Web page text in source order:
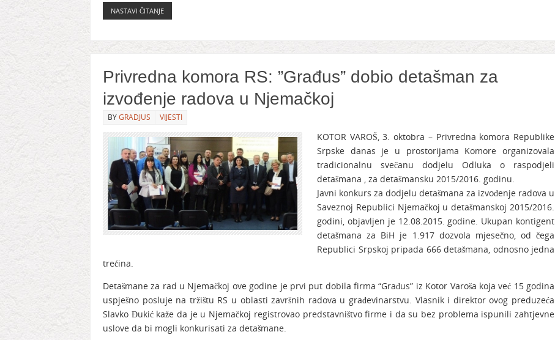
NASTAVI ČITANJE
Privredna komora RS: ”Građus” dobio detašman za
izvođenje radova u Njemačkoj
BYGRADJUS VIJESTI
KOTOR VAROŠ, 3. oktobra – Privredna komora Republike
Srpske danas je u prostorijama Komore organizovala
tradicionalnu svečanu dodjelu Odluka o raspodjeli
detašmana , za detašmansku 2015/2016. godinu.
Javni konkurs za dodjelu detašmana za izvođenje radova u
Saveznoj Republici Njemačkoj u detašmanskoj 2015/2016.
godini, objavljen je 12.08.2015. godine. Ukupan kontigent
detašmana za BiH je 1.917 dozvola mjesečno, od čega
Republici Srpskoj pripada 666 detašmana, odnosno jedna
trećina.
Detašmane za rad u Njemačkoj ove godine je prvi put dobila firma “Građus” iz Kotor Varoša koja već 15 godina
uspješno posluje na tržištu RS u oblasti završnih radova u građevinarstvu. Vlasnik i direktor ovog preduzeća
Slavko Đukić kaže da je u Njemačkoj registrovao predstavništvo firme i da su bez problema ispunili zahtjevne
uslove da bi mogli konkurisati za detašmane.